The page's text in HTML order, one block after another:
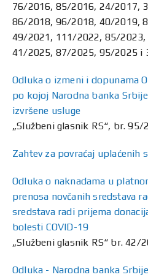
76/2016, 85/2016, 24/2017,
86/2018, 96/2018, 40/2019,
49/2021, 111/2022, 85/
41/2025, 87/2025, 95/2025 i
Odluka o izmeni i dopunama
po kojoj Narodna banka
izvršene usluge
„Službeni glasnik RS“, br. 95/
Zahtev za povraćaj uplaćenih
Odluka o naknadama u
prenosa novčanih sredstava
sredstava radi prijema
bolesti COVID-19
„Službeni glasnik RS“ br. 42/
Odluka - Narodna banka